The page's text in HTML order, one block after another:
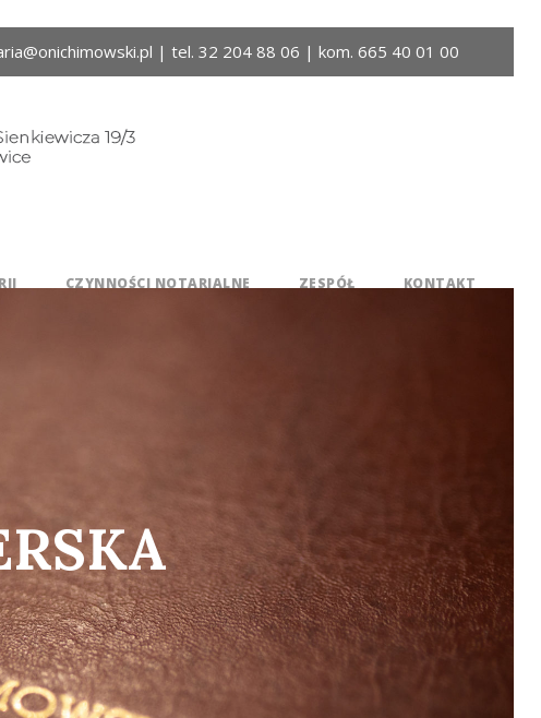
| tel. 32 204 88 06 | kom. 665 40 01 00
CZYNNOŚCI NOTARIALNE ZESPÓŁ KONTAKT